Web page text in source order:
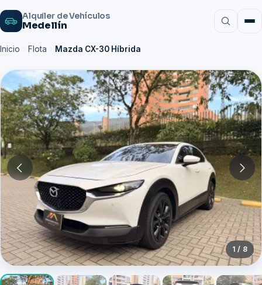
Alquiler de Vehículos
Medellín
Inicio Flota Mazda CX-30 Híbrida
1 / 8